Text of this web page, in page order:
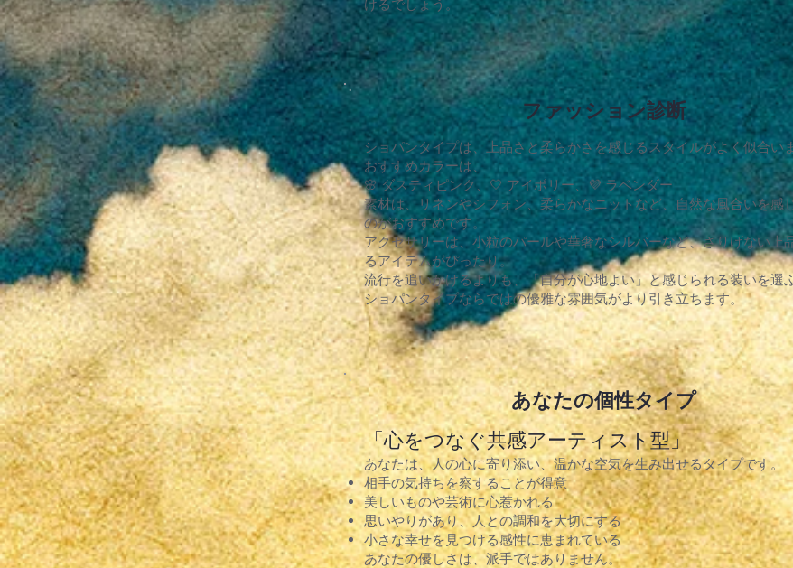
けるでしょう。
ファッション診断
ショパンタイプは、上品さと柔らかさを感じるスタイルがよく似合い
おすすめカラーは、
🌸 ダスティピンク、🤍 アイボリー、💜 ラベンダー
素材は、リネンやシフォン、柔らかなニットなど、自然な風合いを感
のがおすすめです。
アクセサリーは、小粒のパールや華奢なシルバーなど、さりげない上
るアイテムがぴったり。
流行を追いかけるよりも、「自分が心地よい」と感じられる装いを選
ショパンタイプならではの優雅な雰囲気がより引き立ちます。
あなたの個性タイプ
「心をつなぐ共感アーティスト型」
あなたは、人の心に寄り添い、温かな空気を生み出せるタイプです。
相手の気持ちを察することが得意
美しいものや芸術に心惹かれる
思いやりがあり、人との調和を大切にする
小さな幸せを見つける感性に恵まれている
あなたの優しさは、派手ではありません。